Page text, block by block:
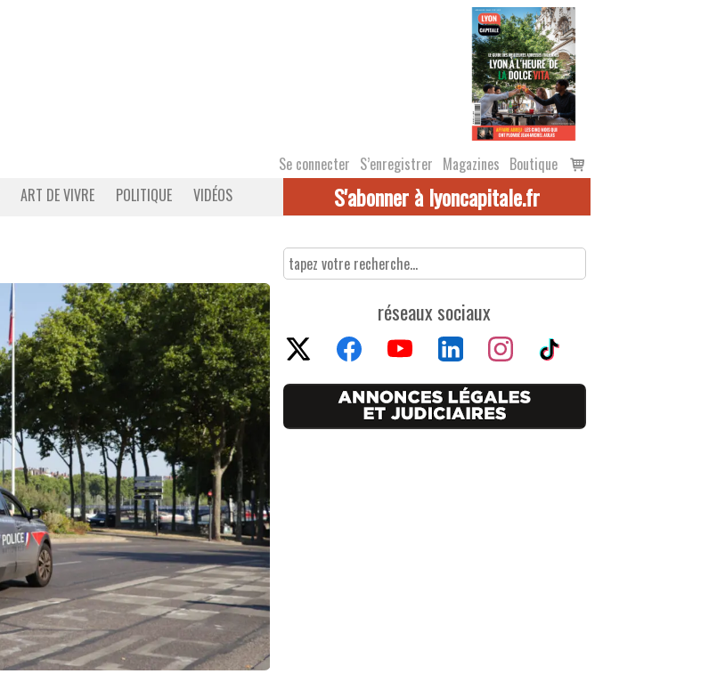
Se connecter S’enregistrer Magazines Boutique
Voir
le
ART DE VIVRE POLITIQUE VIDÉOS S'abonner à lyoncapitale.fr
réseaux sociaux